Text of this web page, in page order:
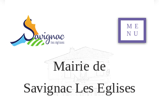
ME
NU
Savignac Les Eglises
Mairie de